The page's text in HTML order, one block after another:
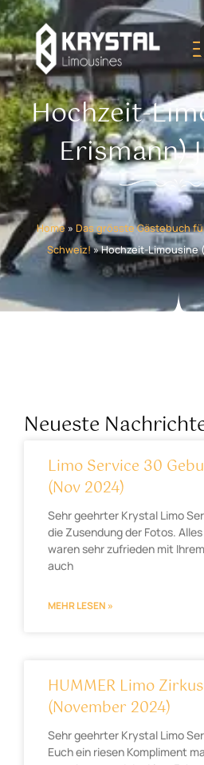
Hochzeit-
Erismann)
Home» Das grösste Gästebuch
Schweiz!»Hochzeit-Limousine
Neueste
Limo Service 30
(Nov 2024)
Sehr geehrter Krystal Limo
die Zusendung der Fotos.
waren sehr zufrieden mit
auch
MEHR LESEN »
HUMMER Limo
(November 2024)
Sehr geehrter Krystal Limo
Euch ein riesen Kompliment